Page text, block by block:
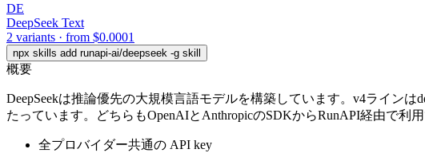
DE
DeepSeek Text
2 variants · from $0.0001
npx skills add runapi-ai/deepseek -g skill
概要
DeepSeekは推論優先の大規模言語モデルを構築しています。v4ラインは
たっています。どちらもOpenAIとAnthropicのSDKからRunAPI経由で利用
全プロバイダー共通の API key